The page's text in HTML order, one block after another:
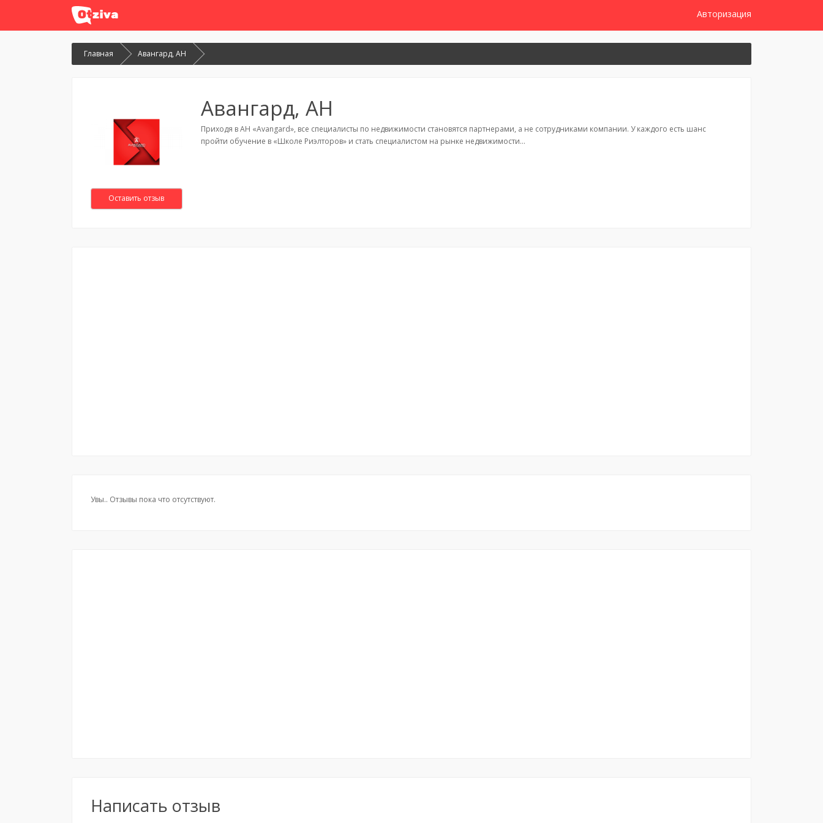
Авторизация
Главная Авангард, АН
Оставить отзыв
Авангард, АН
Приходя в АН «Avangard», все специалисты по недвижимости становятся партнерами, а не сотрудниками компании. У каждого есть шанс
пройти обучение в «Школе Риэлторов» и стать специалистом на рынке недвижимости…
Увы.. Отзывы пока что отсутствуют.
Написать отзыв